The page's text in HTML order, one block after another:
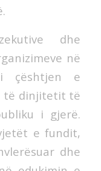
dhe
në
çështjen e
të dinjitetit të
i gjerë.
e fundit,
dhe